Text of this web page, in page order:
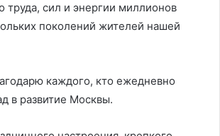
труда, сил и энергии миллионов
поколений жителей нашей
каждого, кто ежедневно
в развитие Москвы.